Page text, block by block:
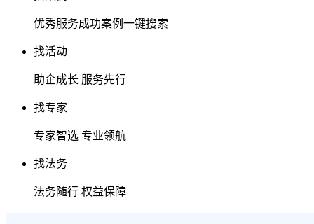
优秀服务成功案例一键搜索
找活动
助企成长 服务先行
找专家
专家智选 专业领航
找法务
法务随行 权益保障